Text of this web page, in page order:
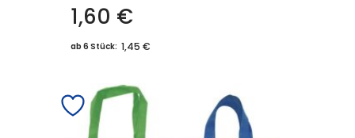
1,60 €
ab 6 Stück: 1,45 €